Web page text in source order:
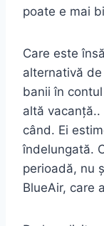
poate e mai
Care este
alternativă
banii în
altă
când. Ei
îndelungată.
perioadă, nu
BlueAir, care